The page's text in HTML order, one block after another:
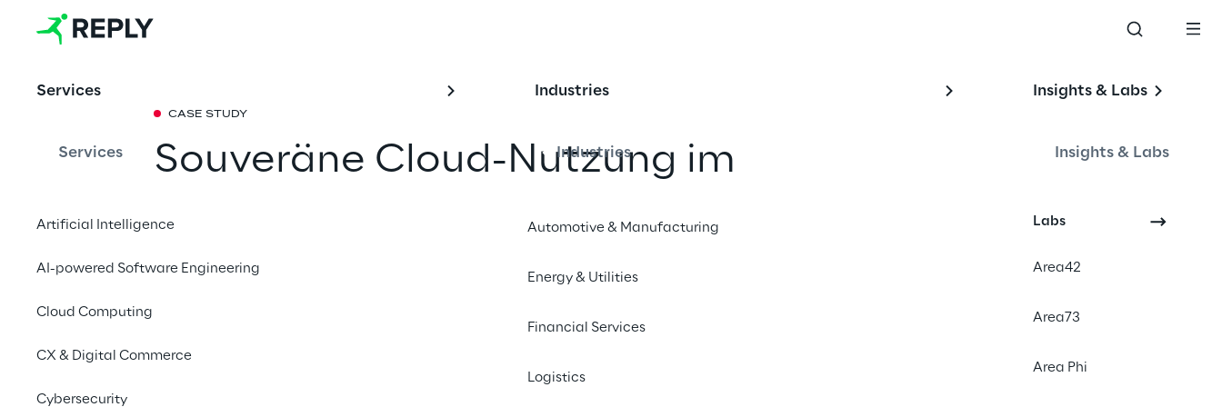
Services
Services
Artificial Intelligence
AI-powered Software Engineering
Cloud Computing
CX & Digital Commerce
Cybersecurity
Industries
Industries
Automotive & Manufacturing
Energy & Utilities
Financial Services
Logistics
Insights & Labs
Insights & Labs
Labs
Area42
Area73
Area Phi
CASE STUDY
Souveräne Cloud-Nutzung im
großen Kreditversicherer dank der Unterstützung von